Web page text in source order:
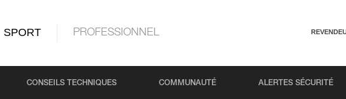
SPORT PROFESSIONNEL
CONSEILS TECHNIQUES COMMUNAUTÉ ALERTES SÉCURITÉ